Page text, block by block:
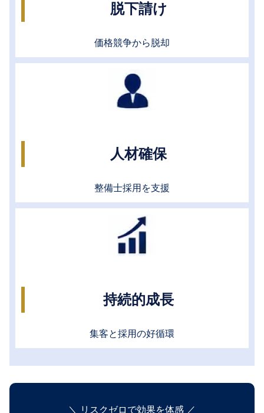
脱下請け
価格競争から脱却
人材確保
整備士採用を支援
持続的成長
集客と採用の好循環
＼ リスクゼロで効果を体感 ／